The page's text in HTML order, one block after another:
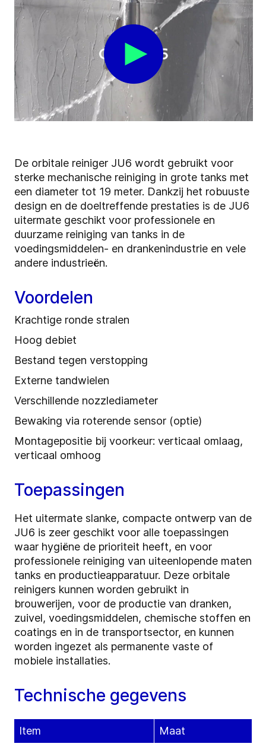
De orbitale reiniger JU6 wordt gebruikt voor
sterke mechanische reiniging in grote tanks met
een diameter tot 19 meter. Dankzij het robuuste
design en de doeltreffende prestaties is de JU6
uitermate geschikt voor professionele en
duurzame reiniging van tanks in de
voedingsmiddelen- en drankenindustrie en vele
andere industrieën.
Voordelen
Krachtige ronde stralen
Hoog debiet
Bestand tegen verstopping
Externe tandwielen
Verschillende nozzlediameter
Bewaking via roterende sensor (optie)
Montagepositie bij voorkeur: verticaal omlaag,
verticaal omhoog
Toepassingen
Het uitermate slanke, compacte ontwerp van de
JU6 is zeer geschikt voor alle toepassingen
waar hygiëne de prioriteit heeft, en voor
professionele reiniging van uiteenlopende maten
tanks en productieapparatuur. Deze orbitale
reinigers kunnen worden gebruikt in
brouwerijen, voor de productie van dranken,
zuivel, voedingsmiddelen, chemische stoffen en
coatings en in de transportsector, en kunnen
worden ingezet als permanente vaste of
mobiele installaties.
Technische gegevens
Item
Maat